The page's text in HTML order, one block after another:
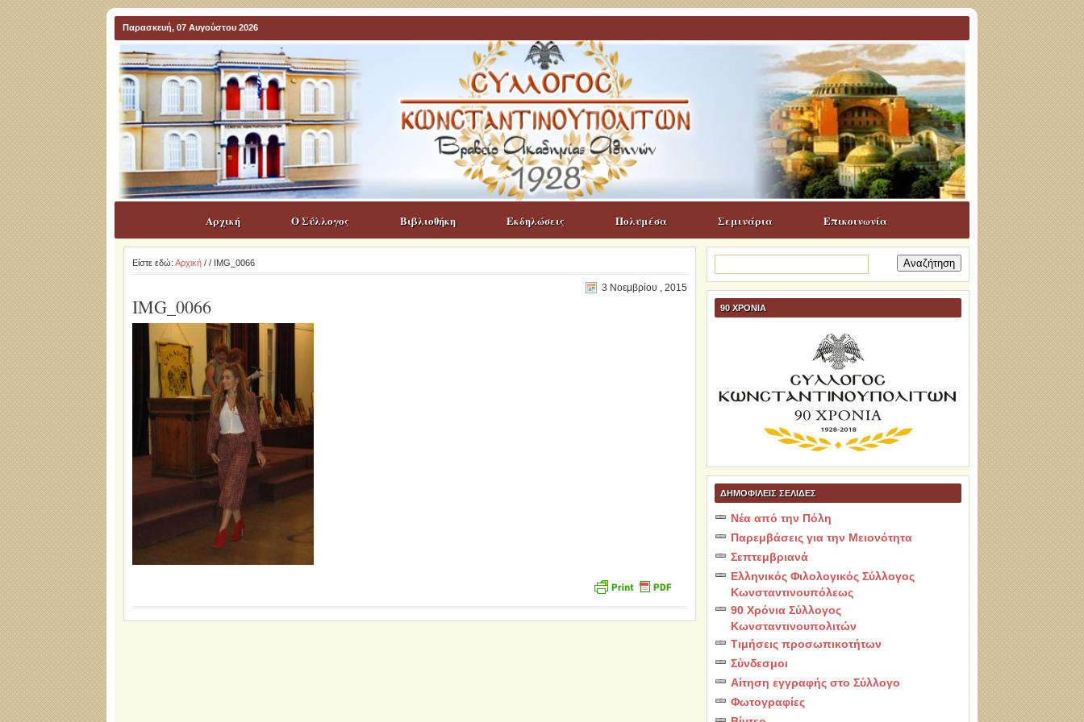
Παρασκευή, 07 Αυγούστου 2026
Αρχική Ο Σύλλογος Βιβλιοθήκη Εκδηλώσεις Πολυμέσα Σεμινάρια Επικοινωνία
Είστε εδώ: Αρχική/ / IMG_0066
3 Νοεμβρίου , 2015
IMG_0066
για:
90 ΧΡΟΝΙΑ
ΔΗΜΟΦΙΛΕΙΣ ΣΕΛΙΔΕΣ
Νέα από την Πόλη
Παρεμβάσεις για την Μειονότητα
Σεπτεμβριανά
Ελληνικός Φιλολογικός Σύλλογος
Κωνσταντινουπόλεως
90 Χρόνια Σύλλογος
Κωνσταντινουπολιτών
Τιμήσεις προσωπικοτήτων
Σύνδεσμοι
Αίτηση εγγραφής στο Σύλλογο
Φωτογραφίες